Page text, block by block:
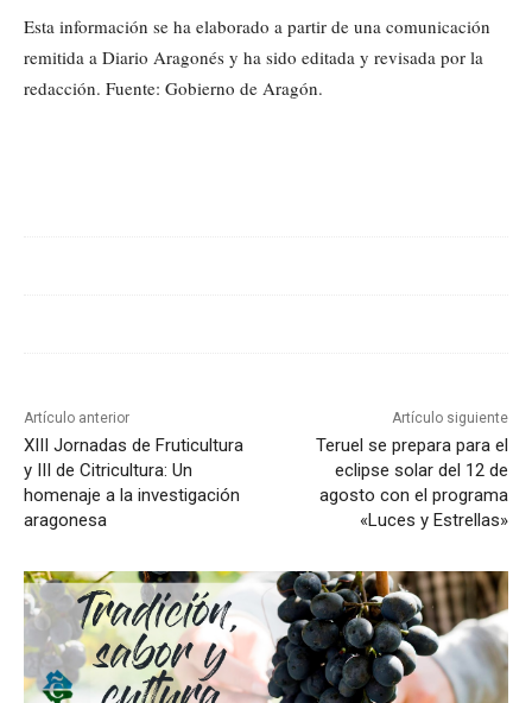
Esta información se ha elaborado a partir de una comunicación
remitida a Diario Aragonés y ha sido editada y revisada por la
redacción. Fuente: Gobierno de Aragón.
Artículo anterior
XIII Jornadas de Fruticultura
y III de Citricultura: Un
homenaje a la investigación
aragonesa
Artículo siguiente
Teruel se prepara para el
eclipse solar del 12 de
agosto con el programa
«Luces y Estrellas»